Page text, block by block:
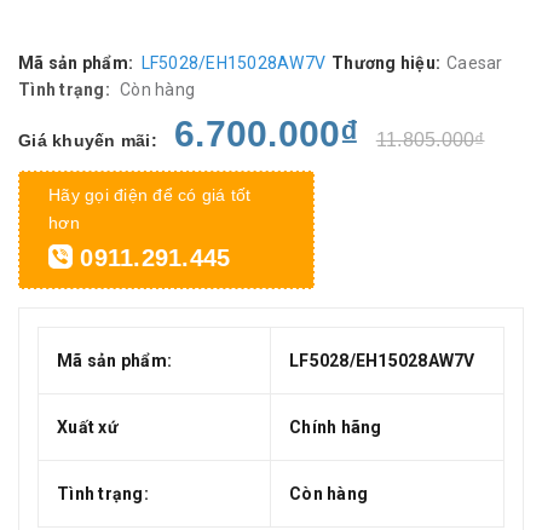
Mã sản phẩm: LF5028/EH15028AW7V Thương hiệu: Caesar
Tình trạng: Còn hàng
Giá khuyến mãi: 6.700.000₫ 11.805.000₫
Hãy gọi điện để có giá tốt
hơn
0911.291.445
Mã sản phẩm: LF5028/EH15028AW7V
Xuất xứ Chính hãng
Tình trạng: Còn hàng